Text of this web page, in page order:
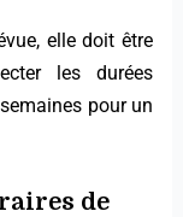
elle doit être
les durées
pour un
de